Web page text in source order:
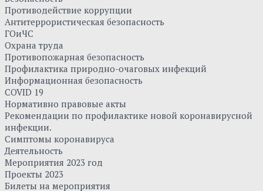
Противодействие коррупции
Антитеррористическая безопасность
ГОиЧС
Охрана труда
Противопожарная безопасность
Профилактика природно-очаговых инфекций
Информационная безопасность
COVID 19
Нормативно правовые акты
Рекомендации по профилактике новой коронавирусной
инфекции.
Симптомы коронавируса
Деятельность
Мероприятия 2023 год
Проекты 2023
Билеты на мероприятия